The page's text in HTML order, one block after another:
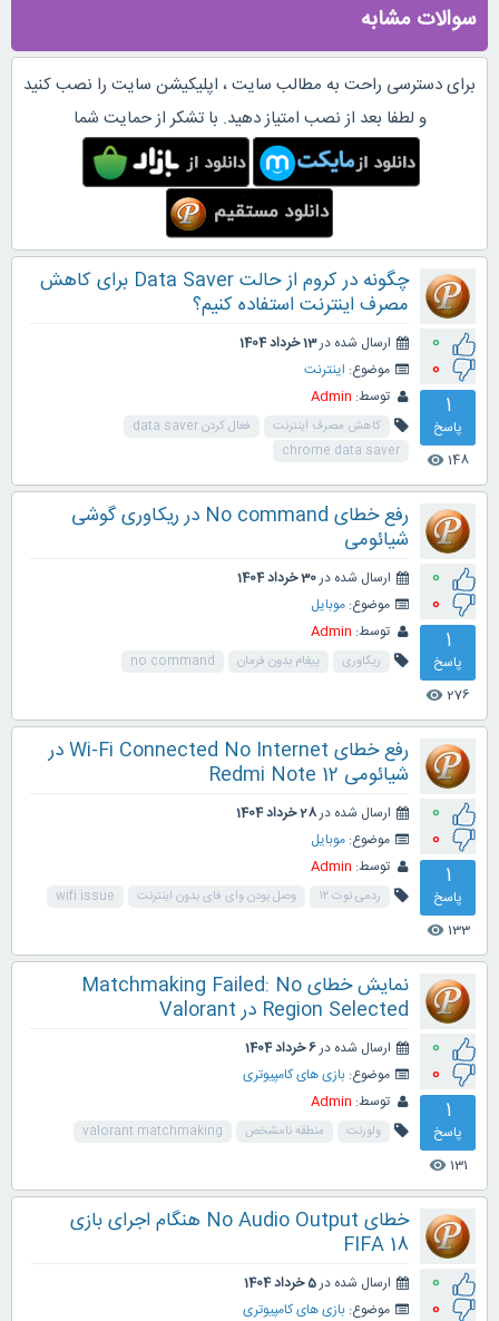
سوالات مشابه
برای دسترسی راحت به مطالب سایت ، اپلیکیشن سایت را نصب کنید
و لطفا بعد از نصب امتیاز دهید. با تشکر از حمایت شما
0
0
1
پاسخ
148
visibility
چگونه در کروم از حالت Data Saver برای کاهش
مصرف اینترنت استفاده کنیم؟
ارسال شده در13 خرداد 1404
موضوع: اینترنت
توسط: Admin
کاهش مصرف اینترنت
فعال کردن data saver
chrome data saver
0
0
1
پاسخ
276
visibility
رفع خطای No command در ریکاوری گوشی
شیائومی
ارسال شده در30 خرداد 1404
موضوع: موبایل
توسط: Admin
ریکاوری پیغام بدون فرمان no command
0
0
1
پاسخ
133
visibility
رفع خطای Wi-Fi Connected No Internet در
شیائومی Redmi Note 12
ارسال شده در28 خرداد 1404
موضوع: موبایل
توسط: Admin
ردمی نوت ۱۲ وصل بودن وای فای بدون اینترنت wifi issue
0
0
1
پاسخ
131
visibility
نمایش خطای Matchmaking Failed: No
Region Selected در Valorant
ارسال شده در6 خرداد 1404
موضوع: بازی های کامپیوتری
توسط: Admin
ولورنت منطقه نامشخص valorant matchmaking
0
0
خطای No Audio Output هنگام اجرای بازی
FIFA 18
ارسال شده در5 خرداد 1404
موضوع: بازی های کامپیوتری